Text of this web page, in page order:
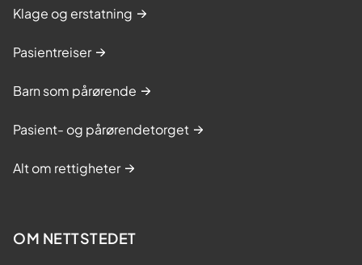
Klage og erstatning
Pasientreiser
Barn som pårørende
Pasient- og pårørendetorget
Alt om rettigheter
OM NETTSTEDET